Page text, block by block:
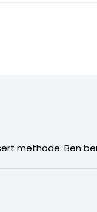
methode. Ben